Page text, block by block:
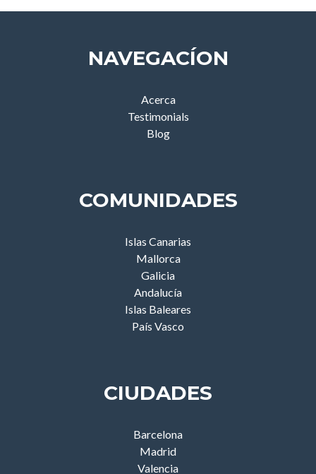
NAVEGACÍON
Acerca
Testimonials
Blog
COMUNIDADES
Islas Canarias
Mallorca
Galicia
Andalucía
Islas Baleares
País Vasco
CIUDADES
Barcelona
Madrid
Valencia